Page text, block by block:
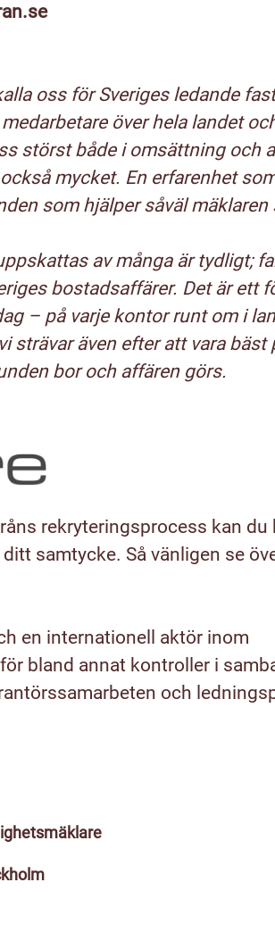
oss för Sveriges ledande
över hela landet
störst både i omsättning och
mycket. En erfarenhet
som hjälper såväl mäklaren
av många är tydligt;
bostadsaffärer. Det är ett
– på varje kontor runt om i
strävar även efter att vara bäst
bor och affären görs.
rekryteringsprocess kan du
samtycke. Så vänligen se
en internationell aktör inom
bland annat kontroller i
och